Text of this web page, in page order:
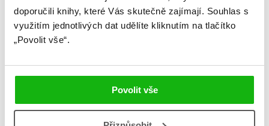
doporučili knihy, které Vás skutečně zajímají. Souhlas s
využitím jednotlivých dat udělíte kliknutím na tlačítko
„Povolit vše“.
Povolit vše